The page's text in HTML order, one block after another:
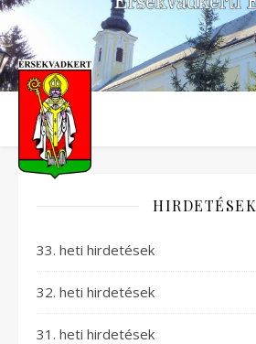
HIRDETÉSEK
33. heti hirdetések
32. heti hirdetések
31. heti hirdetések